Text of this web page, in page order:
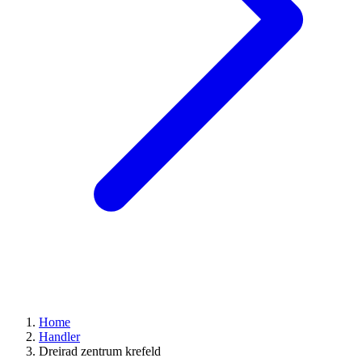
Home
Handler
Dreirad zentrum krefeld